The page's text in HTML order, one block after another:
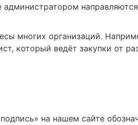
многих организаций.
который ведёт закупки от
на нашем сайте